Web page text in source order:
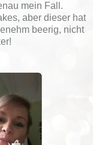
mein Fall.
aber dieser hat
beerig, nicht